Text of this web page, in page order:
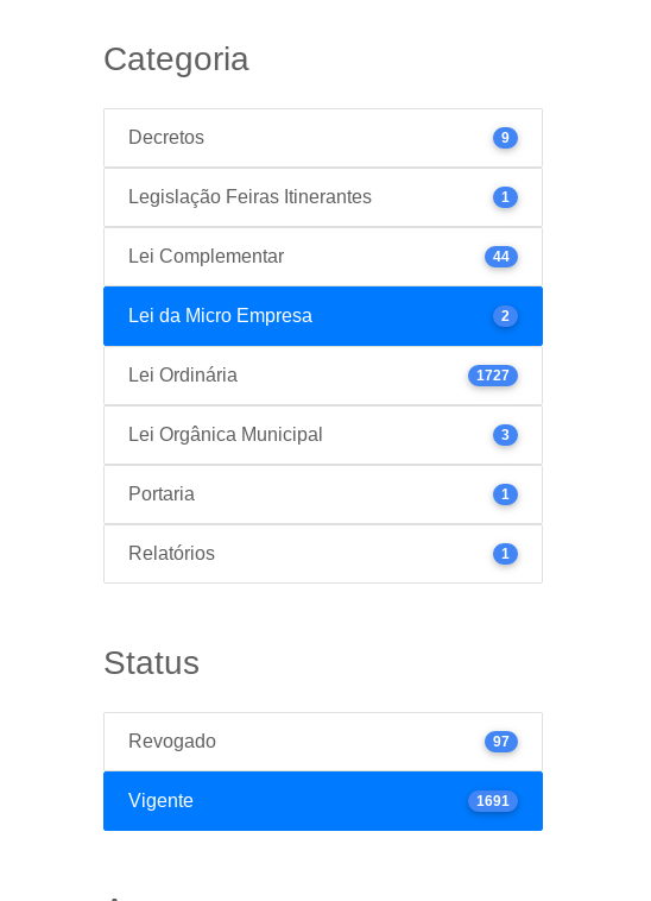
Categoria
Decretos 9
Legislação Feiras Itinerantes 1
Lei Complementar 44
Lei da Micro Empresa 2
Lei Ordinária 1727
Lei Orgânica Municipal 3
Portaria 1
Relatórios 1
Status
Revogado 97
Vigente 1691